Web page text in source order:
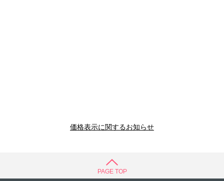
価格表示に関するお知らせ
PAGE TOP